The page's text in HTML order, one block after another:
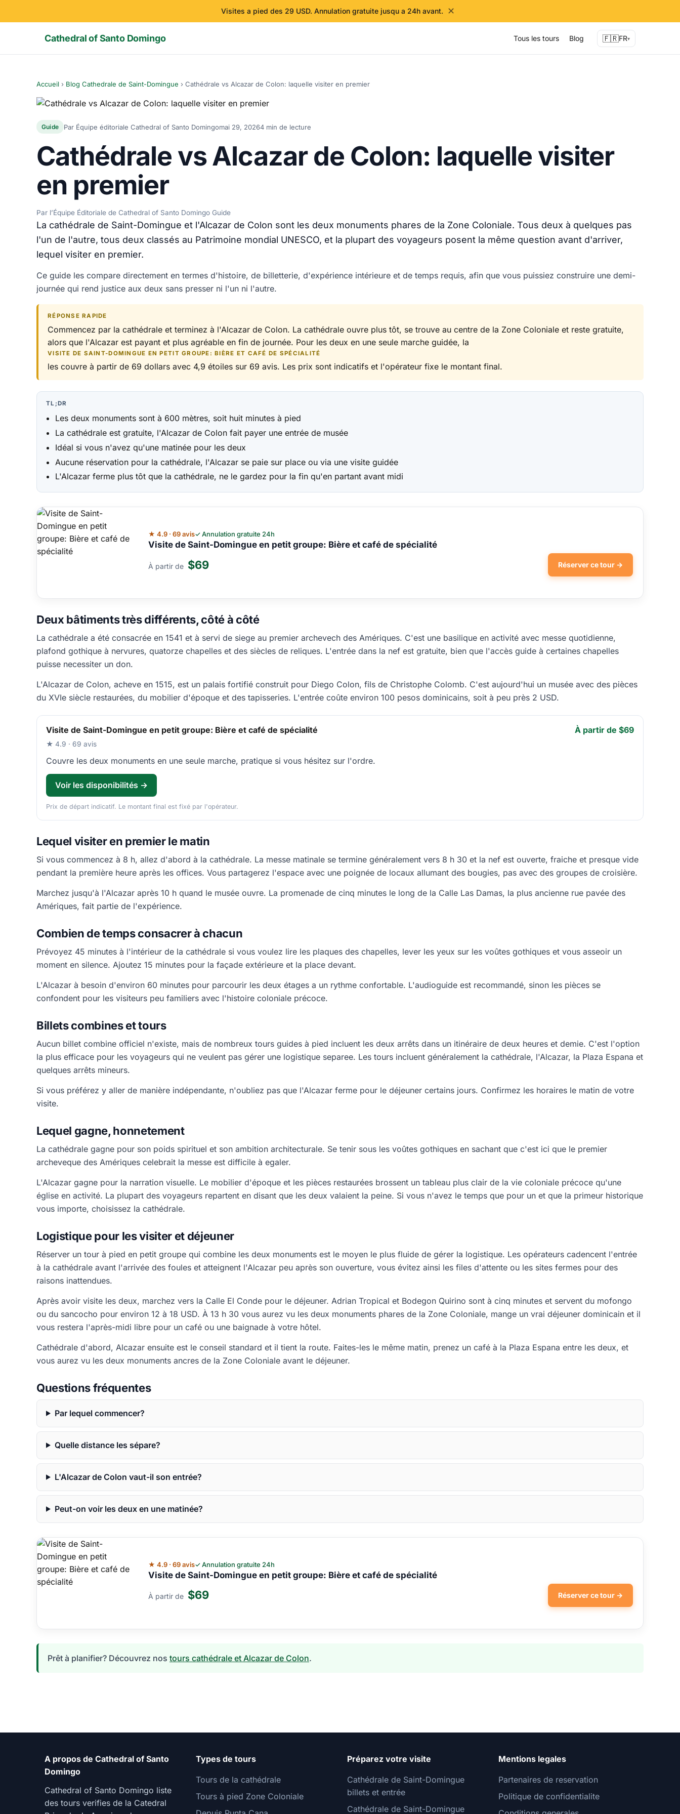
Visites a pied des 29 USD. Annulation gratuite jusqu a 24h avant. ✕
Cathedral of Santo Domingo Tous les tours Blog 🇫🇷FR▾
Accueil › Blog Cathedrale de Saint-Domingue › Cathédrale vs Alcazar de Colon: laquelle visiter en premier
Guide Par Équipe éditoriale Cathedral of Santo Domingomai 29, 20264 min de lecture
Cathédrale vs Alcazar de Colon: laquelle visiter
en premier
Par l’Équipe Éditoriale de Cathedral of Santo Domingo Guide
La cathédrale de Saint-Domingue et l'Alcazar de Colon sont les deux monuments phares de la Zone Coloniale. Tous deux à quelques pas
l'un de l'autre, tous deux classés au Patrimoine mondial UNESCO, et la plupart des voyageurs posent la même question avant d'arriver,
lequel visiter en premier.
Ce guide les compare directement en termes d'histoire, de billetterie, d'expérience intérieure et de temps requis, afin que vous puissiez construire une demi-
journée qui rend justice aux deux sans presser ni l'un ni l'autre.
RÉPONSE RAPIDE
Commencez par la cathédrale et terminez à l'Alcazar de Colon. La cathédrale ouvre plus tôt, se trouve au centre de la Zone Coloniale et reste gratuite,
alors que l'Alcazar est payant et plus agréable en fin de journée. Pour les deux en une seule marche guidée, la
VISITE DE SAINT-DOMINGUE EN PETIT GROUPE: BIÈRE ET CAFÉ DE SPÉCIALITÉ
les couvre à partir de 69 dollars avec 4,9 étoiles sur 69 avis. Les prix sont indicatifs et l'opérateur fixe le montant final.
TL;DR
Les deux monuments sont à 600 mètres, soit huit minutes à pied
La cathédrale est gratuite, l'Alcazar de Colon fait payer une entrée de musée
Idéal si vous n'avez qu'une matinée pour les deux
Aucune réservation pour la cathédrale, l'Alcazar se paie sur place ou via une visite guidée
L'Alcazar ferme plus tôt que la cathédrale, ne le gardez pour la fin qu'en partant avant midi
★ 4.9 · 69 avis✓ Annulation gratuite 24h
Visite de Saint-Domingue en petit groupe: Bière et café de spécialité
À partir de $69 Réserver ce tour →
Deux bâtiments très différents, côté à côté
La cathédrale a été consacrée en 1541 et à servi de siege au premier archevech des Amériques. C'est une basilique en activité avec messe quotidienne,
plafond gothique à nervures, quatorze chapelles et des siècles de reliques. L'entrée dans la nef est gratuite, bien que l'accès guide à certaines chapelles
puisse necessiter un don.
L'Alcazar de Colon, acheve en 1515, est un palais fortifié construit pour Diego Colon, fils de Christophe Colomb. C'est aujourd'hui un musée avec des pièces
du XVIe siècle restaurées, du mobilier d'époque et des tapisseries. L'entrée coûte environ 100 pesos dominicains, soit à peu près 2 USD.
Visite de Saint-Domingue en petit groupe: Bière et café de spécialité À partir de $69
★ 4.9 · 69 avis
Couvre les deux monuments en une seule marche, pratique si vous hésitez sur l'ordre.
Voir les disponibilités →
Prix de départ indicatif. Le montant final est fixé par l'opérateur.
Lequel visiter en premier le matin
Si vous commencez à 8 h, allez d'abord à la cathédrale. La messe matinale se termine généralement vers 8 h 30 et la nef est ouverte, fraiche et presque vide
pendant la première heure après les offices. Vous partagerez l'espace avec une poignée de locaux allumant des bougies, pas avec des groupes de croisière.
Marchez jusqu'à l'Alcazar après 10 h quand le musée ouvre. La promenade de cinq minutes le long de la Calle Las Damas, la plus ancienne rue pavée des
Amériques, fait partie de l'expérience.
Combien de temps consacrer à chacun
Prévoyez 45 minutes à l'intérieur de la cathédrale si vous voulez lire les plaques des chapelles, lever les yeux sur les voûtes gothiques et vous asseoir un
moment en silence. Ajoutez 15 minutes pour la façade extérieure et la place devant.
L'Alcazar à besoin d'environ 60 minutes pour parcourir les deux étages a un rythme confortable. L'audioguide est recommandé, sinon les pièces se
confondent pour les visiteurs peu familiers avec l'histoire coloniale précoce.
Billets combines et tours
Aucun billet combine officiel n'existe, mais de nombreux tours guides à pied incluent les deux arrêts dans un itinéraire de deux heures et demie. C'est l'option
la plus efficace pour les voyageurs qui ne veulent pas gérer une logistique separee. Les tours incluent généralement la cathédrale, l'Alcazar, la Plaza Espana et
quelques arrêts mineurs.
Si vous préférez y aller de manière indépendante, n'oubliez pas que l'Alcazar ferme pour le déjeuner certains jours. Confirmez les horaires le matin de votre
visite.
Lequel gagne, honnetement
La cathédrale gagne pour son poids spirituel et son ambition architecturale. Se tenir sous les voûtes gothiques en sachant que c'est ici que le premier
archeveque des Amériques celebrait la messe est difficile à egaler.
L'Alcazar gagne pour la narration visuelle. Le mobilier d'époque et les pièces restaurées brossent un tableau plus clair de la vie coloniale précoce qu'une
église en activité. La plupart des voyageurs repartent en disant que les deux valaient la peine. Si vous n'avez le temps que pour un et que la primeur historique
vous importe, choisissez la cathédrale.
Logistique pour les visiter et déjeuner
Réserver un tour à pied en petit groupe qui combine les deux monuments est le moyen le plus fluide de gérer la logistique. Les opérateurs cadencent l'entrée
à la cathédrale avant l'arrivée des foules et atteignent l'Alcazar peu après son ouverture, vous évitez ainsi les files d'attente ou les sites fermes pour des
raisons inattendues.
Après avoir visite les deux, marchez vers la Calle El Conde pour le déjeuner. Adrian Tropical et Bodegon Quirino sont à cinq minutes et servent du mofongo
ou du sancocho pour environ 12 à 18 USD. À 13 h 30 vous aurez vu les deux monuments phares de la Zone Coloniale, mange un vrai déjeuner dominicain et il
vous restera l'après-midi libre pour un café ou une baignade à votre hôtel.
Cathédrale d'abord, Alcazar ensuite est le conseil standard et il tient la route. Faites-les le même matin, prenez un café à la Plaza Espana entre les deux, et
vous aurez vu les deux monuments ancres de la Zone Coloniale avant le déjeuner.
Questions fréquentes
Par lequel commencer?
Quelle distance les sépare?
L'Alcazar de Colon vaut-il son entrée?
Peut-on voir les deux en une matinée?
★ 4.9 · 69 avis✓ Annulation gratuite 24h
Visite de Saint-Domingue en petit groupe: Bière et café de spécialité
À partir de $69 Réserver ce tour →
Prêt à planifier? Découvrez nos tours cathédrale et Alcazar de Colon.
A propos de Cathedral of Santo
Domingo
Cathedral of Santo Domingo liste
des tours verifies de la Catedral
Types de tours
Tours de la cathédrale
Tours à pied Zone Coloniale
Préparez votre visite
Cathédrale de Saint-Domingue
billets et entrée
Cathédrale de Saint-Domingue
Mentions legales
Partenaires de reservation
Politique de confidentialite